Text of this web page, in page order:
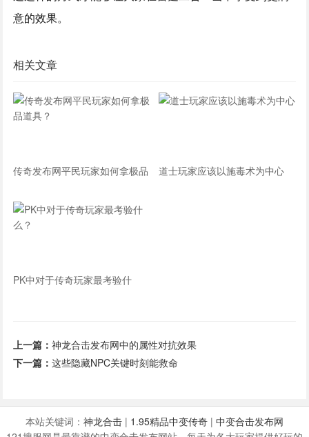
意的效果。
相关文章
传奇发布网平民玩家如何拿极品
道士玩家应该以施毒术为中心
PK中对于传奇玩家最考验什
上一篇：神龙合击发布网中的属性对抗效果
下一篇：这些隐藏NPC关键时刻能救命
本站关键词： 神龙合击| 1.95精品中变传奇| 中变合击发布网